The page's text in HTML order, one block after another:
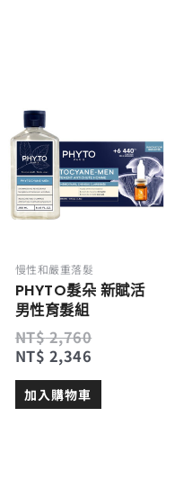
慢性和嚴重落髮
PHYTO髮朵 新賦活
男性育髮組
NT$2,760
格：
NT$ 2,760。
NT$ 2,346
格：
NT$ 2,346。
加入購物車